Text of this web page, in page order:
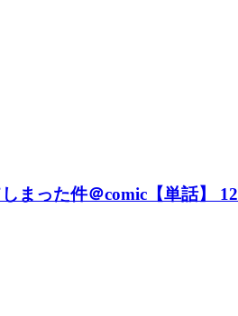
まった件＠comic【単話】 12